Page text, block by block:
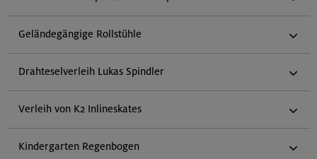
Geländegängige Rollstühle
Drahteselverleih Lukas Spindler
Verleih von K2 Inlineskates
Kindergarten Regenbogen